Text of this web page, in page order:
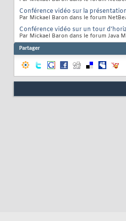
Conférence vidéo sur la
Par Mickael Baron dans le forum
Conférence vidéo sur un tour
Par Mickael Baron dans le forum Java
Partager